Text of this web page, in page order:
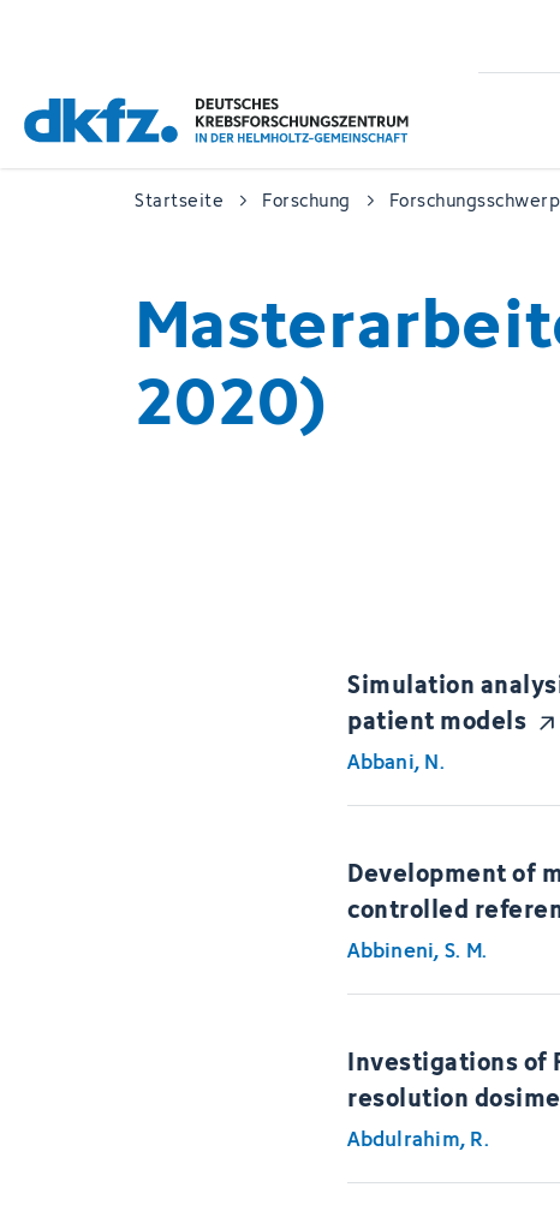
Startseite Forschung
2020)
Simulation
patient models
Abbani, N.
Development of
controlled
Abbineni, S. M.
Investigations of
resolution
Abdulrahim, R.